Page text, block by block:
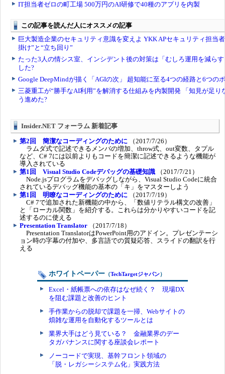
Insider.NET フォーラム 新着記事
第2回 簡潔なコーディングのために （2017/7/26）
ラムダ式で記述できるメンバの増加、throw式、out変数、タプル
など、C# 7には以前よりもコードを簡潔に記述できるような機能が
導入されている
第1回 Visual Studio Codeデバッグの基礎知識 （2017/7/21）
Node.jsプログラムをデバッグしながら、Visual Studio Codeに統合
されているデバッグ機能の基本の「キ」をマスターしよう
第1回 明瞭なコーディングのために （2017/7/19）
C# 7で追加された新機能の中から、「数値リテラル構文の改善」
と「ローカル関数」を紹介する。これらは分かりやすいコードを記
述するのに使える
Presentation Translator （2017/7/18）
Presentation TranslatorはPowerPoint用のアドイン。プレゼンテーシ
ョン時の字幕の付加や、多言語での質疑応答、スライドの翻訳を行
える
ホワイトペーパー （TechTargetジャパン）
Excel・紙帳票への依存はなぜ続く？ 現場DX
を阻む課題と改善のヒント
手作業からの脱却で課題を一掃、Webサイトの
煩雑な運用を自動化するツールとは
業界大手はどう見ている？ 金融業界のデー
タガバナンスに関する座談会レポート
ノーコードで実現、基幹フロント領域の
「脱・レガシーシステム化」実践方法